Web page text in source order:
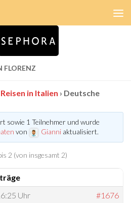
FLORENZ
Reisen in Italien › Deutsche
sowie 1 Teilnehmer und wurde
von Gianni aktualisiert.
2 (von insgesamt 2)
Uhr
#1676